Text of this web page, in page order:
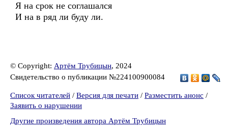
Я на срок не соглашался
И на в ряд ли буду ли.
© Copyright: Артём Трубицын, 2024
Свидетельство о публикации №224100900084
Список читателей / Версия для печати / Разместить анонс /
Заявить о нарушении
Другие произведения автора Артём Трубицын